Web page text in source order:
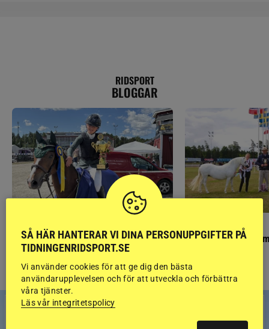
RIDSPORT
BLOGGAR
Ponnypappan: Kärlek från första gnägget Finaldag med
SÅ HÄR HANTERAR VI DINA PERSONUPPGIFTER PÅ
TIDNINGENRIDSPORT.SE
Vi använder cookies för att ge dig den bästa
användarupplevelsen och för att utveckla och förbättra
våra tjänster.
Läs vår integritetspolicy